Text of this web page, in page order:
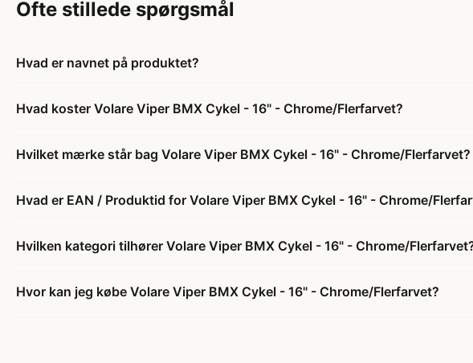
Ofte stillede spørgsmål
Hvad er navnet på produktet?
Hvad koster Volare Viper BMX Cykel - 16" - Chrome/Flerfarvet?
Hvilket mærke står bag Volare Viper BMX Cykel - 16" - Chrome/Flerfarvet?
Hvad er EAN / Produktid for Volare Viper BMX Cykel - 16" - Chrome/
Hvilken kategori tilhører Volare Viper BMX Cykel - 16" - Chrome/
Hvor kan jeg købe Volare Viper BMX Cykel - 16" - Chrome/Flerfarvet?